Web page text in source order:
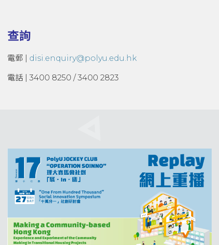
查詢
電郵 | disi.enquiry@polyu.edu.hk
電話 | 3400 8250 / 3400 2823